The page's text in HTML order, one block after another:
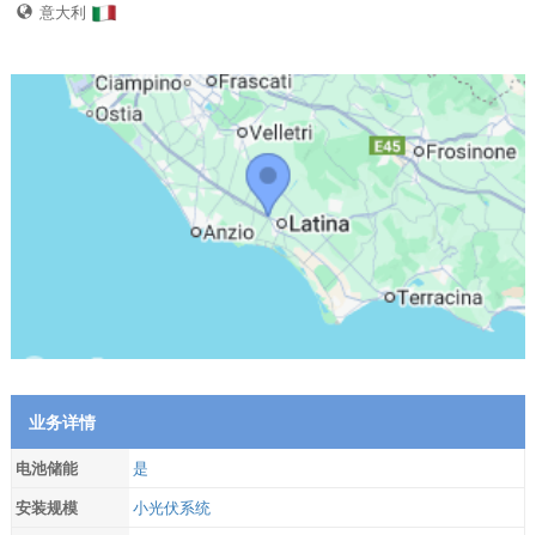
意大利
业务详情
电池储能
是
安装规模
小光伏系统